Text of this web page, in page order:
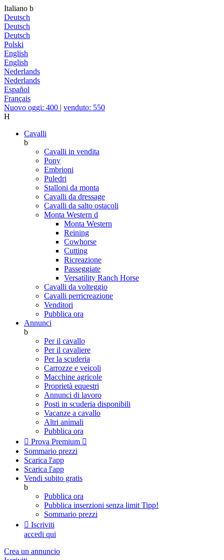
Italiano b
Deutsch
Deutsch
Deutsch
Polski
English
English
Nederlands
Nederlands
Español
Français
Nuovo oggi: 400 | venduto: 550
H
Cavalli
b
Cavalli in vendita
Pony
Embrioni
Puledri
Stalloni da monta
Cavalli da dressage
Cavalli da salto ostacoli
Monta Western d
Monta Western
Reining
Cowhorse
Cutting
Ricreazione
Passeggiate
Versatility Ranch Horse
Cavalli da volteggio
Cavalli perricreazione
Venditori
Pubblica ora
Annunci
b
Per il cavallo
Per il cavaliere
Per la scuderia
Carrozze e veicoli
Macchine agricole
Proprietà equestri
Annunci di lavoro
Posti in scuderia disponibili
Vacanze a cavallo
Altri animali
Pubblica ora
 Prova Premium 
Sommario prezzi
Scarica l'app
Scarica l'app
Vendi subito gratis
b
Pubblica ora
Pubblica inserzioni senza limit Tipp!
Sommario prezzi
 Iscriviti
accedi qui
Crea un annuncio